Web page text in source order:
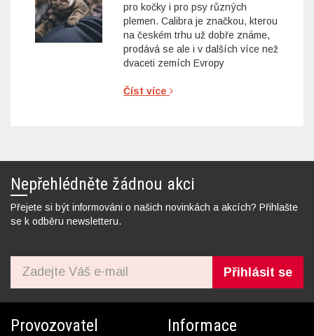
pro kočky i pro psy různých
plemen. Calibra je značkou, kterou
na českém trhu už dobře známe,
prodává se ale i v dalších více než
dvaceti zemích Evropy
Číst více
Nepřehlédněte žádnou akci
Přejete si být informováni o našich novinkách a akcích? Přihlašte
se k odběru newsletteru.
Přihlásit se
Provozovatel Informace